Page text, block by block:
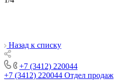
Назад к списку
+7 (3412) 220044
+7 (3412) 220044 Отдел продаж